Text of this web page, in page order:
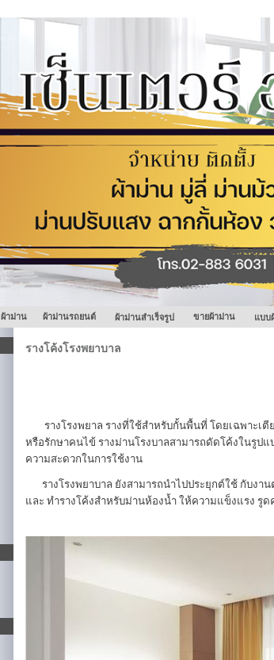
ผ้าม่าน ผ้าม่านรถยนต์ ผ้าม่านสำเร็จรูป ขายผ้าม่าน แบบ
รางโค้งโรงพยาบาล
รางโรงพยาล รางที่ใช้สำหรับกั้นพื้นที่ โดยเฉพาะเตี
หรือรักษาคนไข้ รางม่านโรงบาลสามารถดัดโค้งในรูป
ความสะดวกในการใช้งาน
รางโรงพยาบาล ยังสามารถนำไปประยุกต์ใช้ กับงาน
และ ทำรางโค้งสำหรับม่านห้องน้ำ ให้ความแข็งแรง รู